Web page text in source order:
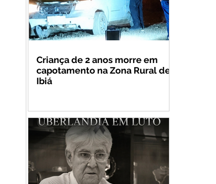
Criança de 2 anos morre em
capotamento na Zona Rural de
Ibiá